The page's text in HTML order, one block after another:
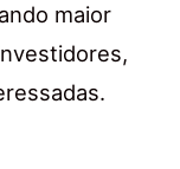
maior